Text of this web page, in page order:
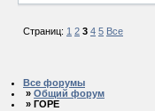
Страниц: 1 2 3 4 5 Все
Все форумы
» Общий форум
» ГОРЕ